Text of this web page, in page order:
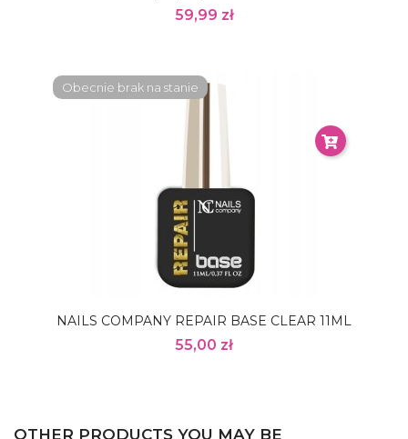
59,99 zł
NAILS COMPANY REPAIR BASE CLEAR 11ML
55,00 zł
Obecnie brak na stanie
OTHER PRODUCTS YOU MAY BE